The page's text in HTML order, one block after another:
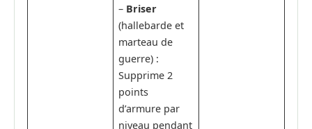
– Briser
(hallebarde et
marteau de
guerre) :
Supprime 2
points
d’armure par
niveau pendant